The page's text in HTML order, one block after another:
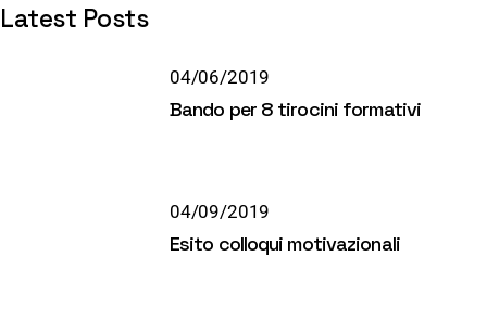
Latest Posts
04/06/2019
Bando per 8 tirocini formativi
04/09/2019
Esito colloqui motivazionali